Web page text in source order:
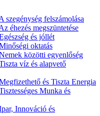
szegénység felszámolása
éhezés megszüntetése
és jóllét
oktatás
közötti egyenlőség
víz és alapvető
és Tiszta Energia
Munka és
Innováció és